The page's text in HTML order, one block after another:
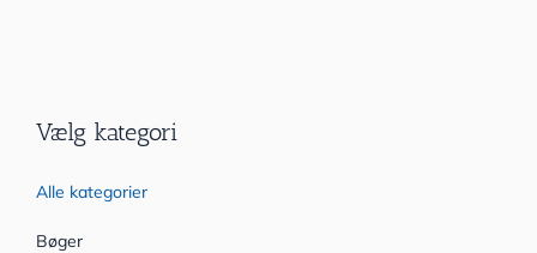
Vælg kategori
Alle kategorier
Bøger